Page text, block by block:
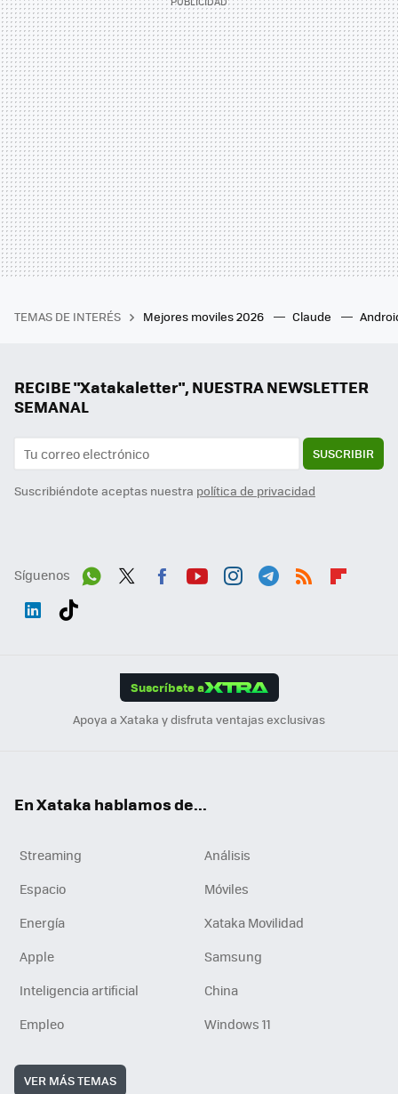
TEMAS DE INTERÉS Mejores moviles 2026 Claude
RECIBE "Xatakaletter", NUESTRA NEWSLETTER
SEMANAL
SUSCRIBIR
Suscribiéndote aceptas nuestra política de privacidad
Síguenos
Suscríbete a
Apoya a Xataka y disfruta ventajas exclusivas
En Xataka hablamos de...
Streaming
Análisis
Espacio
Móviles
Energía
Xataka Movilidad
Apple
Samsung
Inteligencia artificial
China
Empleo
Windows 11
VER MÁS TEMAS